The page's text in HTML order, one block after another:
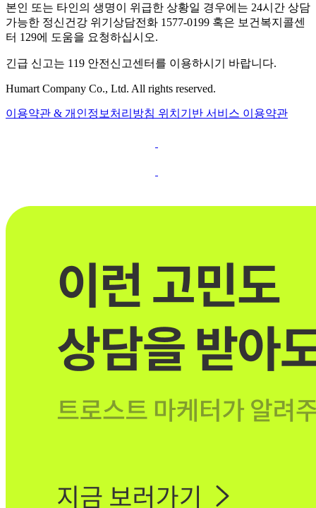
본인 또는 타인의 생명이 위급한 상황일 경우에는 24시간 상담
가능한 정신건강 위기상담전화 1577-0199 혹은 보건복지콜센
터 129에 도움을 요청하십시오.
긴급 신고는 119 안전신고센터를 이용하시기 바랍니다.
Humart Company Co., Ltd. All rights reserved.
이용약관 & 개인정보처리방침 위치기반 서비스 이용약관